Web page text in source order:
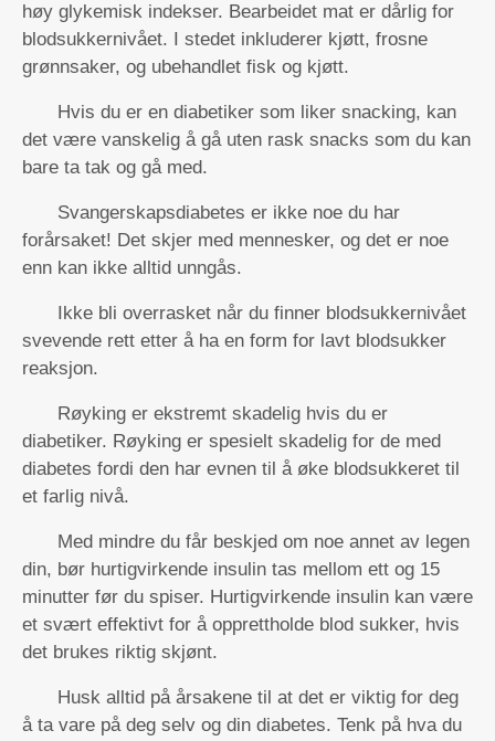
høy glykemisk indekser. Bearbeidet mat er dårlig for
blodsukkernivået. I stedet inkluderer kjøtt, frosne
grønnsaker, og ubehandlet fisk og kjøtt.
Hvis du er en diabetiker som liker snacking, kan
det være vanskelig å gå uten rask snacks som du kan
bare ta tak og gå med.
Svangerskapsdiabetes er ikke noe du har
forårsaket! Det skjer med mennesker, og det er noe
enn kan ikke alltid unngås.
Ikke bli overrasket når du finner blodsukkernivået
svevende rett etter å ha en form for lavt blodsukker
reaksjon.
Røyking er ekstremt skadelig hvis du er
diabetiker. Røyking er spesielt skadelig for de med
diabetes fordi den har evnen til å øke blodsukkeret til
et farlig nivå.
Med mindre du får beskjed om noe annet av legen
din, bør hurtigvirkende insulin tas mellom ett og 15
minutter før du spiser. Hurtigvirkende insulin kan være
et svært effektivt for å opprettholde blod sukker, hvis
det brukes riktig skjønt.
Husk alltid på årsakene til at det er viktig for deg
å ta vare på deg selv og din diabetes. Tenk på hva du